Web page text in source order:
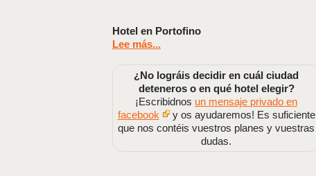
Hotel en Portofino
Lee más...
¿No lográis decidir en cuál ciudad
deteneros o en qué hotel elegir?
¡Escribidnos un mensaje privado en
facebook
y os ayudaremos! Es suficiente
que nos contéis vuestros planes y vuestras
dudas.